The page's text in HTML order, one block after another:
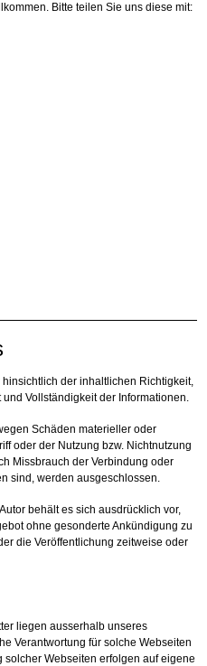
Bitte teilen Sie uns diese mit:
der inhaltlichen Richtigkeit,
Vollständigkeit der Informationen.
Schäden materieller oder
oder der Nutzung bzw. Nichtnutzung
Missbrauch der Verbindung oder
sind, werden ausgeschlossen.
behält es sich ausdrücklich vor,
ohne gesonderte Ankündigung zu
die Veröffentlichung zeitweise oder
liegen ausserhalb unseres
Verantwortung für solche Webseiten
Webseiten erfolgen auf eigene